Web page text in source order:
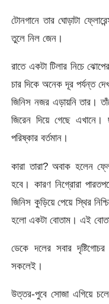
টোনগানে তার ঘোড়াটা
তুলে নিল জেন।
রাতে একটা টিলার নিচে
চার দিকে অনেক দূর পর্যন্ত
জিনিস নজর এড়ায়নি তার।
জিরেন দিয়ে গেছে
পরিষ্কার বর্তমান।
কারা তারা? অবাক হলেন
হবে। কারণ নিগ্রোরা
জিনিস কুড়িয়ে পেয়ে স্থির
হলো একটা বোতাম। এই
ডেকে দলের সবার
সকলেই।
উত্তর-পুবে সোজা এগিয়ে